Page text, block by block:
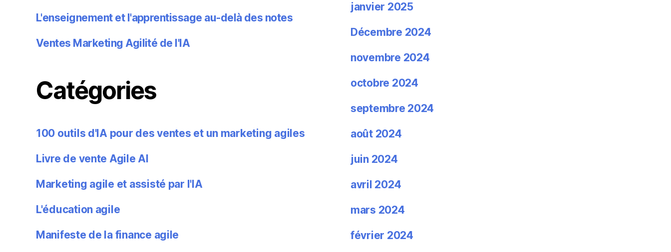
L'enseignement et l'apprentissage au-delà des notes
Ventes Marketing Agilité de l'IA
Catégories
100 outils d'IA pour des ventes et un marketing agiles
Livre de vente Agile AI
Marketing agile et assisté par l'IA
L'éducation agile
Manifeste de la finance agile
janvier 2025
Décembre 2024
novembre 2024
octobre 2024
septembre 2024
août 2024
juin 2024
avril 2024
mars 2024
février 2024